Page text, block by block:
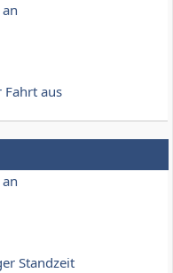
Fahrt aus
Standzeit